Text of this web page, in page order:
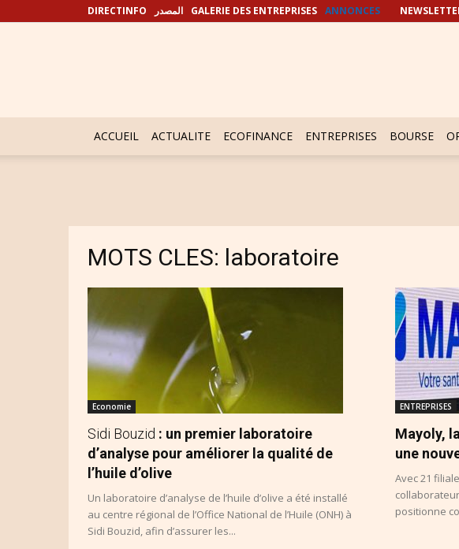
DIRECTINFO المصدر GALERIE DES ENTREPRISES ANNONCES
ACCUEIL ACTUALITE ECOFINANCE ENTREPRISES BOURSE
MOTS CLES: laboratoire
Economie
Sidi Bouzid : un premier laboratoire
d’analyse pour améliorer la qualité de
l’huile d’olive
Un laboratoire d’analyse de l’huile d’olive a été installé
au centre régional de l’Office National de l’Huile (ONH) à
Sidi Bouzid, afin d’assurer les...
ENTREPRISES
Mayoly,
une
Avec 21
positionne